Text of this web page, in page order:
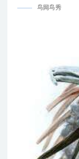
鸟网鸟秀